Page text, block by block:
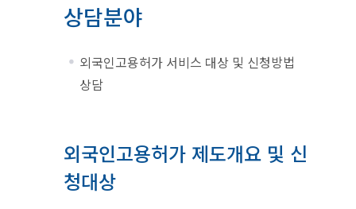
상담분야
외국인고용허가 서비스 대상 및 신청방법
상담
외국인고용허가 제도개요 및 신
청대상